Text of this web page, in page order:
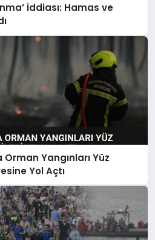
İddiası: Hamas ve
Yangınları Yüz
Yol Açtı